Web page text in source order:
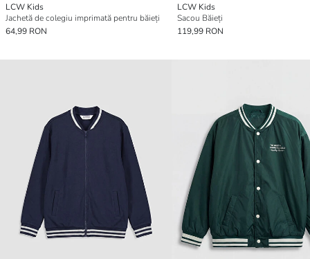
LCW Kids
Jachetă de colegiu imprimată pentru băieți
64,99 RON
LCW Kids
Sacou Băieți
119,99 RON